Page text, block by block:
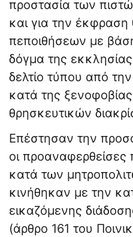
προστασία των
και για την
πεποιθήσεων με
δόγμα της
δελτίο τύπου από
κατά της
θρησκευτικών
Επέστησαν την
οι προαναφερθείσες
κατά των
κινήθηκαν με την
εικαζόμενης
(άρθρο 161 του